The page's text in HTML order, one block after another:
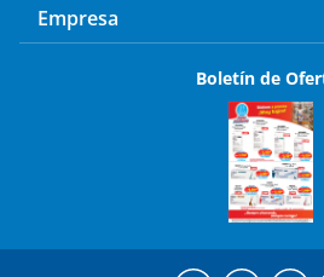
Empresa
Boletín de